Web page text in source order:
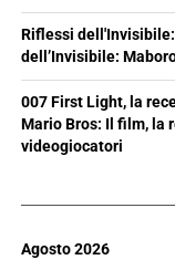
Riflessi
dell’Invisibile:
007 First Light, la
Mario Bros: Il film, la
videogiocatori
Agosto 2026